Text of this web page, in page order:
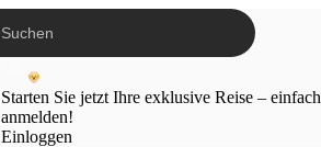
Starten Sie jetzt Ihre exklusive Reise – einfach
anmelden!
Einloggen